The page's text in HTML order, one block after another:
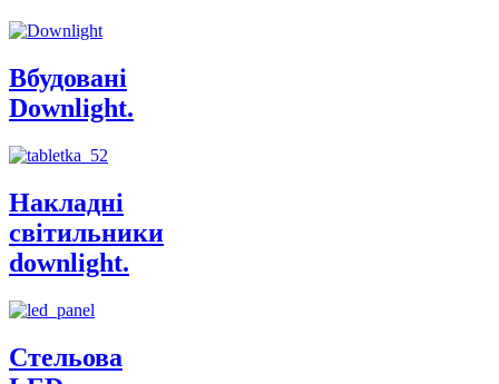
Вбудовані
Downlight.
Накладні
світильники
downlight.
Стельова